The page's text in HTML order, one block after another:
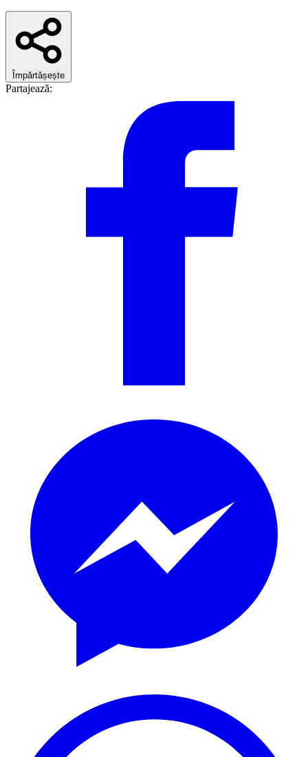
Împărtășește
Partajează: